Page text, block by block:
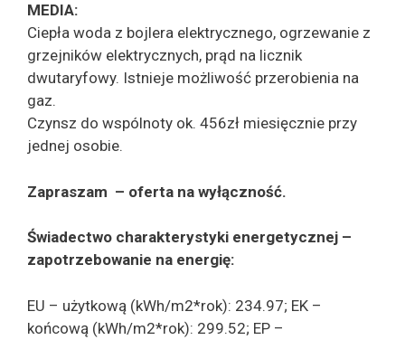
MEDIA:
Ciepła woda z bojlera elektrycznego, ogrzewanie z
grzejników elektrycznych, prąd na licznik
dwutaryfowy. Istnieje możliwość przerobienia na
gaz.
Czynsz do wspólnoty ok. 456zł miesięcznie przy
jednej osobie.
Zapraszam – oferta na wyłączność.
Świadectwo charakterystyki energetycznej –
zapotrzebowanie na energię:
EU – użytkową (kWh/m2*rok): 234.97; EK –
końcową (kWh/m2*rok): 299.52; EP –